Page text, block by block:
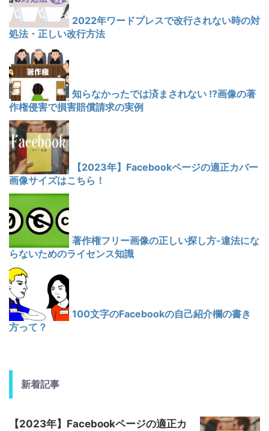
2022年ワードプレスで改行されない時の対
処法・正しい改行方法
知らなかったでは済まされない !?画像の著
作権侵害で損害賠償請求の実例
【2023年】Facebookページの適正カバー
画像サイズはこちら！
著作権フリー画像の正しい探し方-違法にな
らないためのライセンス知識
100文字のFacebookの自己紹介欄の書き
方って？
新着記事
【2023年】Facebookページの適正カ